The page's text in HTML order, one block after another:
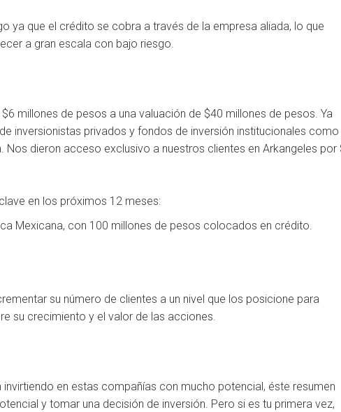
ya que el crédito se cobra a través de la empresa aliada, lo que
a gran escala con bajo riesgo.
millones de pesos a una valuación de $40 millones de pesos. Ya
inversionistas privados y fondos de inversión institucionales como
Nos dieron acceso exclusivo a nuestros clientes en Arkangeles por
en los próximos 12 meses:
Mexicana, con 100 millones de pesos colocados en crédito.
su número de clientes a un nivel que los posicione para
su crecimiento y el valor de las acciones.
en estas compañías con mucho potencial, éste resumen
y tomar una decisión de inversión. Pero si es tu primera vez,